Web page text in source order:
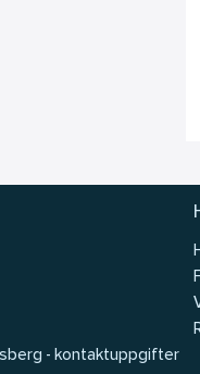
- kontaktuppgifter